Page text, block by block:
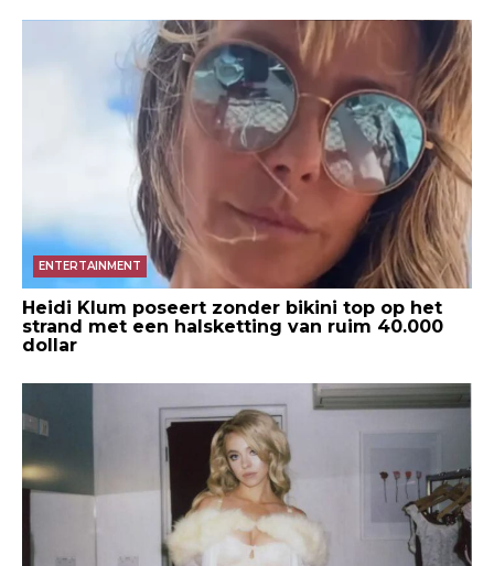
ENTERTAINMENT
Heidi Klum poseert zonder bikini top op het
strand met een halsketting van ruim 40.000
dollar